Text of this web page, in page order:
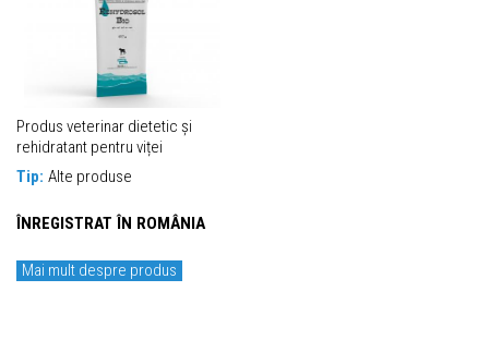
Produs veterinar dietetic și
rehidratant pentru viței
Tip: Alte produse
ÎNREGISTRAT ÎN ROMÂNIA
Mai mult despre produs